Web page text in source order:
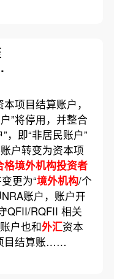
项目结算账户，
”将停用，并整合
，即“非居民账户”
户转变为资本项
格境外机构投资者
更为“境外机构/个
账户，账户开
QFII/RQFII 相关
户也和外汇资本
目结算账……